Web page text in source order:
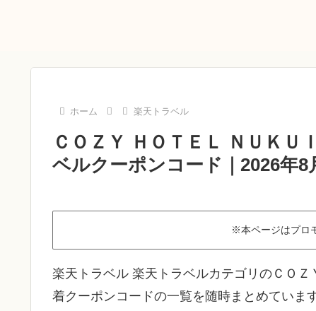
ホーム 楽天トラベル
ＣＯＺＹ ＨＯＴＥＬ ＮＵＫＵ
ベルクーポンコード｜2026年
※本ページはプロ
楽天トラベル 楽天トラベルカテゴリのＣＯ
着クーポンコードの一覧を随時まとめています